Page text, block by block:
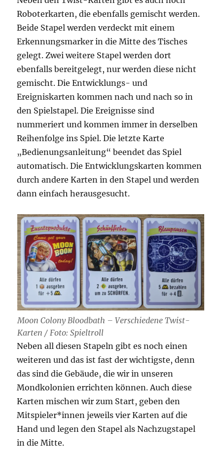
Roboterkarten, die ebenfalls gemischt werden.
Beide Stapel werden verdeckt mit einem
Erkennungsmarker in die Mitte des Tisches
gelegt. Zwei weitere Stapel werden dort
ebenfalls bereitgelegt, nur werden diese nicht
gemischt. Die Entwicklungs- und
Ereigniskarten kommen nach und nach so in
den Spielstapel. Die Ereignisse sind
nummeriert und kommen immer in derselben
Reihenfolge ins Spiel. Die letzte Karte
„Bedienungsanleitung“ beendet das Spiel
automatisch. Die Entwicklungskarten kommen
durch andere Karten in den Stapel und werden
dann einfach herausgesucht.
Moon Colony Bloodbath – Verschiedene Twist-
Karten / Foto: Spieltroll
Neben all diesen Stapeln gibt es noch einen
weiteren und das ist fast der wichtigste, denn
das sind die Gebäude, die wir in unseren
Mondkolonien errichten können. Auch diese
Karten mischen wir zum Start, geben den
Mitspieler*innen jeweils vier Karten auf die
Hand und legen den Stapel als Nachzugstapel
in die Mitte.